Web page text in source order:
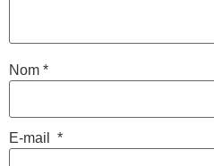
Nom *
E-mail *